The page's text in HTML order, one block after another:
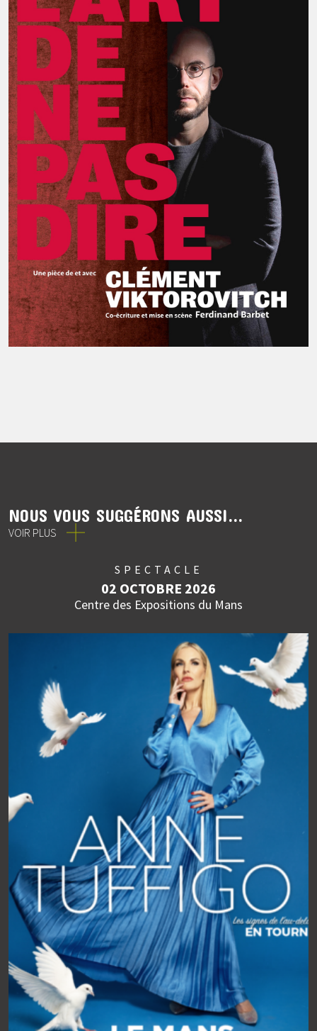
NOUS VOUS SUGGÉRONS AUSSI...
VOIR PLUS
SPECTACLE
02 OCTOBRE 2026
Centre des Expositions du Mans